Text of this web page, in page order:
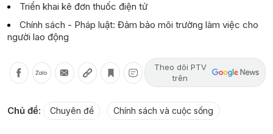
Triển khai kê đơn thuốc điện tử
Chính sách - Pháp luật: Đảm bảo môi trường làm việc cho
người lao động
Theo dõi PTV
trên
Chủ đề: Chuyên đề Chính sách và cuộc sống